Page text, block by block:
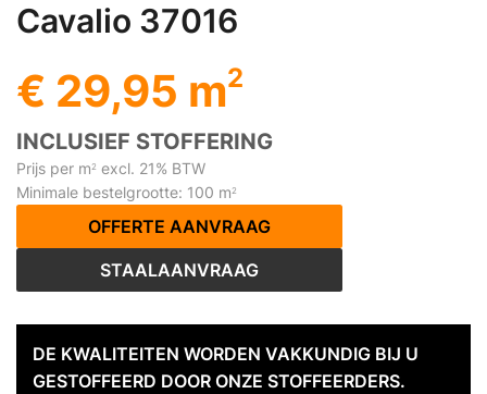
Cavalio 37016
€ 29,95 m2
INCLUSIEF STOFFERING
Prijs per m2 excl. 21% BTW
Minimale bestelgrootte: 100 m2
OFFERTE AANVRAAG
STAALAANVRAAG
DE KWALITEITEN WORDEN VAKKUNDIG BIJ U
GESTOFFEERD DOOR ONZE STOFFEERDERS.